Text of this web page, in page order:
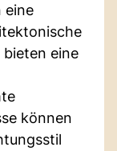
eine
bieten eine
können